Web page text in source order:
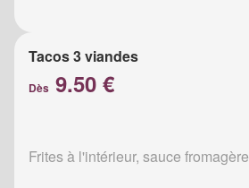
Tacos 3 viandes
Dès 9.50 €
Frites à l'intérieur, sauce fromagère